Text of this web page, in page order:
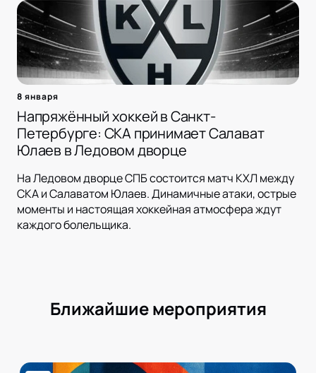
8 января
Напряжённый хоккей в Санкт-
Петербурге: СКА принимает Салават
Юлаев в Ледовом дворце
На Ледовом дворце СПБ состоится матч КХЛ между
СКА и Салаватом Юлаев. Динамичные атаки, острые
моменты и настоящая хоккейная атмосфера ждут
каждого болельщика.
Ближайшие мероприятия